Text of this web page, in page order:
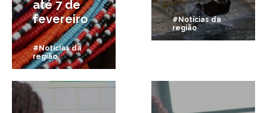
até 7 de
fevereiro
#Notícias da
região
#Notícias da
região
18/10/2024